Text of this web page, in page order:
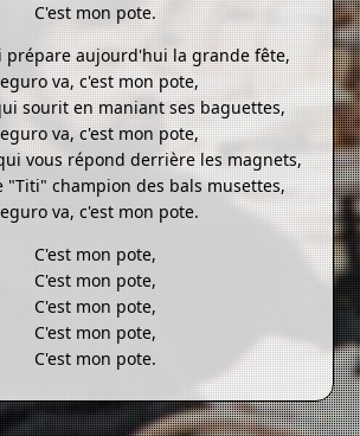
C'est mon pote.
prépare aujourd'hui la grande fête,
va, c'est mon pote,
sourit en maniant ses baguettes,
va, c'est mon pote,
vous répond derrière les magnets,
"Titi" champion des bals musettes,
va, c'est mon pote.
C'est mon pote,
C'est mon pote,
C'est mon pote,
C'est mon pote,
C'est mon pote.